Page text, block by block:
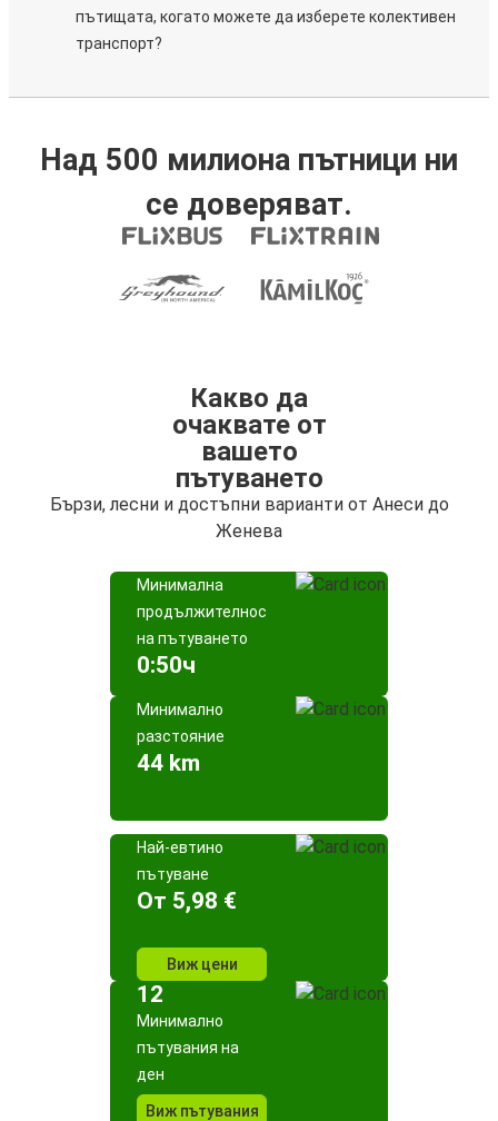
пътищата, когато можете да изберете колективен
транспорт?
Над 500 милиона пътници ни
се доверяват.
Какво да
очаквате от
вашето
пътуването
Бързи, лесни и достъпни варианти от Анеси до
Женева
Минимална
продължителност
на пътуването
0:50ч
Минимално
разстояние
44 km
Най-евтино
пътуване
Oт 5,98 €
Виж цени
12
Минимално
пътувания на
ден
Виж пътувания